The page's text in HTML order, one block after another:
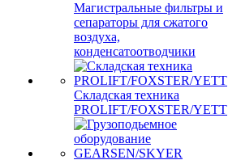
Магистральные фильтры и
сепараторы для сжатого
воздуха,
конденсатоотводчики
Складская техника
PROLIFT/FOXSTER/YETT